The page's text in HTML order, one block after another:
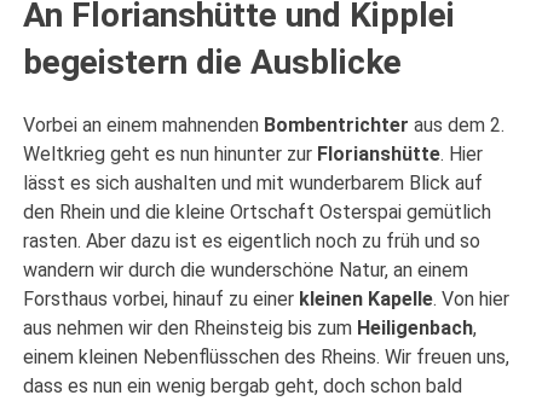
An Florianshütte und Kipplei
begeistern die Ausblicke
Vorbei an einem mahnenden Bombentrichter aus dem 2.
Weltkrieg geht es nun hinunter zur Florianshütte. Hier
lässt es sich aushalten und mit wunderbarem Blick auf
den Rhein und die kleine Ortschaft Osterspai gemütlich
rasten. Aber dazu ist es eigentlich noch zu früh und so
wandern wir durch die wunderschöne Natur, an einem
Forsthaus vorbei, hinauf zu einer kleinen Kapelle. Von hier
aus nehmen wir den Rheinsteig bis zum Heiligenbach,
einem kleinen Nebenflüsschen des Rheins. Wir freuen uns,
dass es nun ein wenig bergab geht, doch schon bald